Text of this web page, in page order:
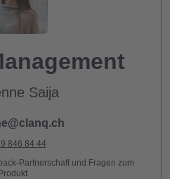
Saija
846 84 44
Partnerschaft und Fragen zum
Produkt